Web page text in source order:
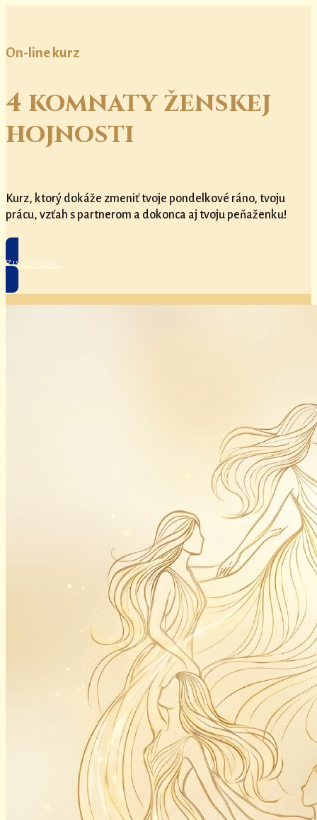
On-line kurz
4 komnaty ženskej
hojnosti
Kurz, ktorý dokáže zmeniť tvoje pondelkové ráno, tvoju
prácu, vzťah s partnerom a dokonca aj tvoju peňaženku!
Zistiť viac